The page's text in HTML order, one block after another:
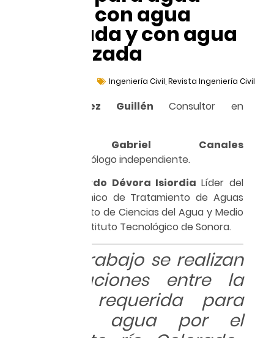
potable con agua
importada y con agua
desalinizada
Ingeniería Civil Revista Ingeniería Civil
Rubén Chávez Guillén Consultor en
Armando Gabriel Canales
Hidrogeólogo independiente.
Germán Eduardo Dévora IsiordiaLíder del
Cuerpo Académico de Tratamiento de Aguas
del Departamento de Ciencias del Agua y Medio
Ambiente del Instituto Tecnológico de Sonora.
En este trabajo se realizan
comparaciones entre la
energía requerida para
conducir agua por el